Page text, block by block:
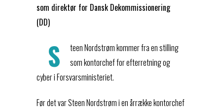
som direktør for Dansk Dekommissionering
(DD)
S
teen Nordstrøm kommer fra en stilling
som kontorchef for efterretning og
cyber i Forsvarsministeriet.
Før det var Steen Nordstrøm i en årrække kontorchef